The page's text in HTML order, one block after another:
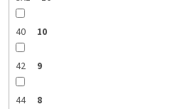
40 10
42 9
44 8